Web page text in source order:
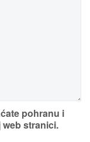
pohranu i
stranici.